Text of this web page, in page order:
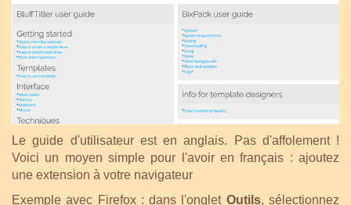
Le guide d'utilisateur est en anglais. Pas d'affolement !
Voici un moyen simple pour l'avoir en français : ajoutez
une extension à votre navigateur
Exemple avec Firefox : dans l'onglet Outils, sélectionnez